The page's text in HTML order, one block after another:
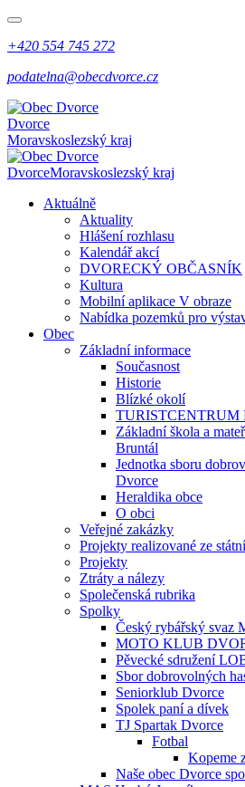
+420 554 745 272
podatelna@obecdvorce.cz
Dvorce
Moravskoslezský kraj
DvorceMoravskoslezský kraj
Aktuálně
Aktuality
Hlášení rozhlasu
Kalendář akcí
DVORECKÝ OBČASNÍK
Kultura
Mobilní aplikace V obraze
Nabídka pozemků pro
Obec
Základní informace
Současnost
Historie
Blízké okolí
TURISTCENTRUM
Základní škola a
Bruntál
Jednotka sboru
Dvorce
Heraldika obce
O obci
Veřejné zakázky
Projekty realizované ze
Projekty
Ztráty a nálezy
Společenská rubrika
Spolky
Český rybářský svaz
MOTO KLUB
Pěvecké sdružení
Sbor dobrovolných
Seniorklub Dvorce
Spolek paní a dívek
TJ Spartak Dvorce
Fotbal
Kopeme
Naše obec Dvorce